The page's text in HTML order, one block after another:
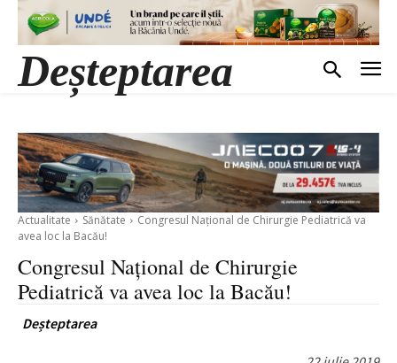
Deșteptarea
Actualitate Sănătate
Congresul Național de Chirurgie Pediatrică va
avea loc la Bacău!
Congresul Național de Chirurgie
Pediatrică va avea loc la Bacău!
Deșteptarea